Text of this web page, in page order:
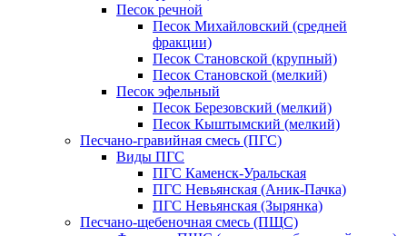
Песок речной
Песок Михайловский (средней
фракции)
Песок Становской (крупный)
Песок Становской (мелкий)
Песок эфельный
Песок Березовский (мелкий)
Песок Кыштымский (мелкий)
Песчано-гравийная смесь (ПГС)
Виды ПГС
ПГС Каменск-Уральская
ПГС Невьянская (Аник-Пачка)
ПГС Невьянская (Зырянка)
Песчано-щебеночная смесь (ПЩС)